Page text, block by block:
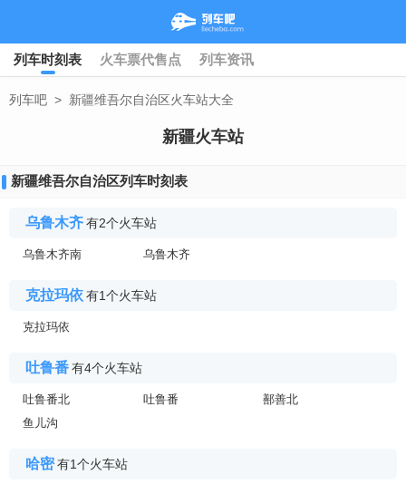
列车时刻表 火车票代售点 列车资讯
列车吧 > 新疆维吾尔自治区火车站大全
新疆火车站
新疆维吾尔自治区列车时刻表
乌鲁木齐有2个火车站
乌鲁木齐南 乌鲁木齐
克拉玛依有1个火车站
克拉玛依
吐鲁番有4个火车站
吐鲁番北 吐鲁番
鄯善北
鱼儿沟
哈密有1个火车站